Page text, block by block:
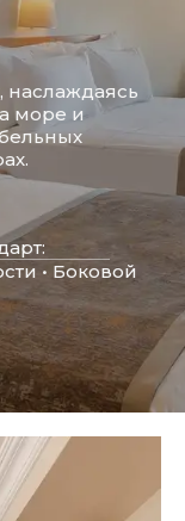
наслаждаясь
море и
• Боковой